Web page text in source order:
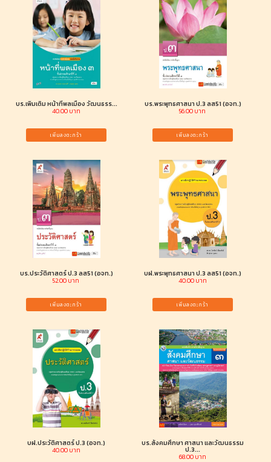
บร.เพิ่มเติม หน้าที่พลเมือง วัฒนธรร...
40.00 บาท
เพิ่มลงตะกร้า
บร.พระพุทธศาสนา ป.3 ลส51 (อจท.)
56.00 บาท
เพิ่มลงตะกร้า
บร.ประวัติศาสตร์ ป.3 ลส51 (อจท.)
52.00 บาท
เพิ่มลงตะกร้า
บฝ.พระพุทธศาสนา ป.3 ลส51 (อจท.)
40.00 บาท
เพิ่มลงตะกร้า
บฝ.ประวัติศาสตร์ ป.3 (อจท.)
40.00 บาท
บร.สังคมศึกษา ศาสนา และวัฒนธรรม
ป.3...
68.00 บาท